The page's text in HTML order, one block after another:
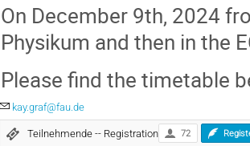
On December 9th, 2024
Physikum and then in the
Please find the timetable
kay.graf@fau.de
Teilnehmende -- Registration 72